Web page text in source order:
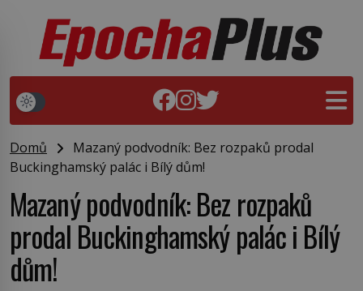
Domů
Mazaný podvodník: Bez rozpaků prodal
Buckinghamský palác i Bílý dům!
Mazaný podvodník: Bez rozpaků
prodal Buckinghamský palác i Bílý
dům!